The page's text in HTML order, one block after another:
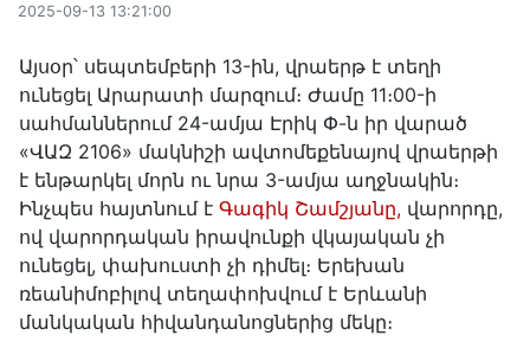
2025-09-13 13:21:00
Այսօր՝ սեպտեմբերի 13-ին, վրաերթ է տեղի
ունեցել Արարատի մարզում։ Ժամը 11։00-ի
սահմաններում 24-ամյա Էրիկ Փ-ն իր վարած
«ՎԱԶ 2106» մակնիշի ավտոմեքենայով վրաերթի
է ենթարկել մորն ու նրա 3-ամյա աղջնակին։
Ինչպես հայտնում է Գագիկ Շամշյանը, վարորդը,
ով վարորդական իրավունքի վկայական չի
ունեցել, փախուստի չի դիմել։ Երեխան
ռեանիմոբիլով տեղափոխվում է Երևանի
մանկական հիվանդանոցներից մեկը։